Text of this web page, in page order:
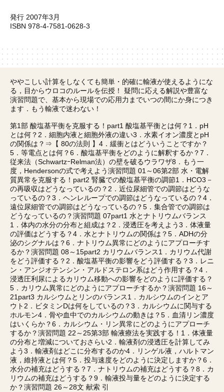
発行 2007年3月
ISBN 978-4-7581-0628-3
ややこしい計算をしなくても簡単・的確に輸液が使えるようにな
る，目からウロコのルールを伝授！ 疑問に応える解説や豊富な
演習問題で、基本から現場での応用力までいつの間にか身につき
ます．もう輸液で迷わない！
第1部 酸塩基平衡を克服する！part1 酸塩基平衡とは何？1．pH
とは何？2．細胞内液と細胞外液の違い3．水素イオン濃度とpH
の関係は？⇒【 80の法則 】4．緩衝とはどういうことですか？
5．等電点とは何？6．酸塩基平衡をどのように解釈するか？7．
従来法（SchwartzｰRelman法）の壁を破るウラワザ8．もう一
度，Hendersonの式で考えよう演習問題 01～06第2部 水・電解
質異常を克服する！part2 腎臓での酸塩基平衡の調節1．HCO3－
の再吸収はどうなっているの？2．近位尿細管での調節はどうな
っているの？3．ヘンレループでの調節はどうなっているの？4．
遠位尿細管での調節はどうなっているの？5．集合管での調節は
どうなっているの？演習問題 07part1 水とナトリウムバランス
1．体内の水分の分布と組成は？2．浸透圧を考えよう3．体液量
の評価はどうする？4．水とナトリウムの関係は？5．ADHの分
泌のシグナルは？6．ナトリウム異常にどのようにアプローチす
るか？演習問題 08～15part2 カリウムバランス1．カリウム代謝
をどう評価する？2．酸塩基平衡の影響をどう評価する？3．レニ
ン・アンジオテンシン・アルドステロン系はどう作用する？4．
浸透圧利尿によるカリウム移動への影響をどのように評価する？
5．カリウム異常にどのようにアプローチするか？演習問題 16～
21part3 カルシウムとリンのバランス1．カルシウムのインとア
ウト2．ビタミンDは何をしているの？3．カルシウムに関与する
ホルモン4．骨や血中でのカルシウムの動きは？5．血清リン濃度
はいくらか？6．カルシウム・リン異常にどのようにアプローチ
するか？演習問題 22～25第3部 輸液療法を実践する！1．体液量
の分布と増減についておさらい2．輸液剤の浸透圧を計算してみ
よう3．輸液剤はどこに分布するのか4．リンゲル液，ハルトマン
液，維持液とは何？5．投与速度をどのように決定しますか？6．
水分の補充はどうする？7．ナトリウムの補充はどうする？8．カ
リウムの補充はどうする？9．輸液投与量をどのように決定する
か？演習問題 26～28文 献索 引